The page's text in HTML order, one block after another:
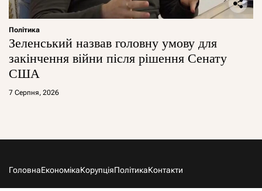
Політика
Зеленський назвав головну умову для
закінчення війни після рішення Сенату
США
7 Серпня, 2026
ГоловнаЕкономікаКорупціяПолітикаКонтакти